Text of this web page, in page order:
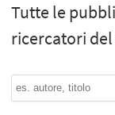
Tutte le
ricercatori del